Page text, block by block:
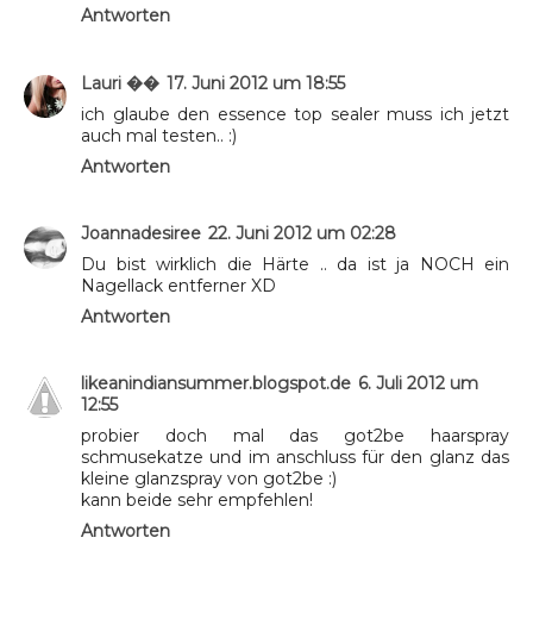
Antworten
Lauri �� 17. Juni 2012 um 18:55
ich glaube den essence top sealer muss ich jetzt
auch mal testen.. :)
Antworten
Joannadesiree 22. Juni 2012 um 02:28
Du bist wirklich die Härte .. da ist ja NOCH ein
Nagellack entferner XD
Antworten
likeanindiansummer.blogspot.de 6. Juli 2012 um
12:55
probier doch mal das got2be haarspray
schmusekatze und im anschluss für den glanz das
kleine glanzspray von got2be :)
kann beide sehr empfehlen!
Antworten